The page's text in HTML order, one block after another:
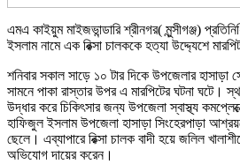
এমএ কাইয়ুম মাইজভান্ডারি শ্রীনগর( মুন্সীগঞ্জ)
ইসলাম নামে এক রিক্সা চালককে হত্যা উদ্দ্যেশে
শনিবার সকাল সাড়ে ১০ টার দিকে উপজেলার হাসাড়া
সামনে পাকা রাস্তার উপর এ মারপিটের ঘটনা ঘটে।
উদ্ধার করে চিকিৎসার জন্য উপজেলা স্বাস্থ্য
হাফিজুল ইসলাম উপজেলা হাসাড়া সিংহেরপাড়া
ছেলে। এব্যাপারে রিক্সা চালক বাদী হয়ে জলিল
অভিযোগ দায়ের করেন।